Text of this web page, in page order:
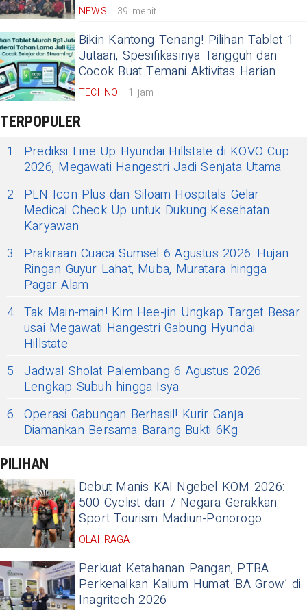
NEWS 39 menit
Bikin Kantong Tenang! Pilihan Tablet 1
Jutaan, Spesifikasinya Tangguh dan
Cocok Buat Temani Aktivitas Harian
TECHNO 1 jam
TERPOPULER
1
Prediksi Line Up Hyundai Hillstate di KOVO Cup
2026, Megawati Hangestri Jadi Senjata Utama
2
PLN Icon Plus dan Siloam Hospitals Gelar
Medical Check Up untuk Dukung Kesehatan
Karyawan
3
Prakiraan Cuaca Sumsel 6 Agustus 2026: Hujan
Ringan Guyur Lahat, Muba, Muratara hingga
Pagar Alam
4 Tak Main-main! Kim Hee-jin Ungkap Target Besar
usai Megawati Hangestri Gabung Hyundai
Hillstate
5 Jadwal Sholat Palembang 6 Agustus 2026:
Lengkap Subuh hingga Isya
6 Operasi Gabungan Berhasil! Kurir Ganja
Diamankan Bersama Barang Bukti 6Kg
PILIHAN
Debut Manis KAI Ngebel KOM 2026:
500 Cyclist dari 7 Negara Gerakkan
Sport Tourism Madiun-Ponorogo
OLAHRAGA
Perkuat Ketahanan Pangan, PTBA
Perkenalkan Kalium Humat ‘BA Grow’ di
Inagritech 2026